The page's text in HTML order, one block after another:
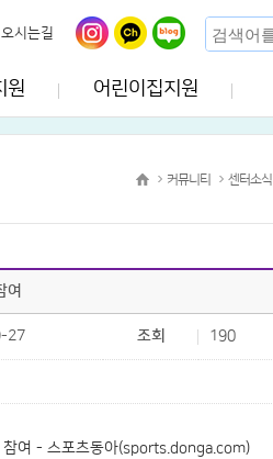
오시는길
원 어린이집지원
커뮤니티 센터소식
여
27 조회 190
참여 - 스포츠동아(sports.donga.com)